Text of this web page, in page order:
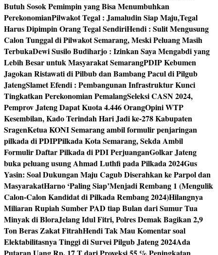
Butuh Sosok Pemimpin yang Bisa Menumbuhkan
PerekonomianPilwakot Tegal : Jamaludin Siap Maju,Tegal
Harus Dipimpin Orang Tegal SendiriHendi : Sulit Mengusung
Calon Tunggal di Pilwakot Semarang, Meski Peluang Masih
TerbukaDewi Susilo Budiharjo : Izinkan Saya Mengabdi yang
Lebih Besar untuk Masyarakat SemarangPDIP Kebumen
Jagokan Ristawati di Pilbub dan Bambang Pacul di Pilgub
JatengSlamet Efendi : Pembangunan Infrastruktur Kunci
Tingkatkan Perekonomian PemalangSeleksi CASN 2024,
Pemprov Jateng Dapat Kuota 4.446 OrangOpini WTP
Kesembilan, Kado Terindah Hari Jadi ke-278 Kabupaten
SragenKetua KONI Semarang ambil formulir penjaringan
pilkada di PDIPPilkada Kota Semarang, Sekda Ambil
Formulir Daftar Pilkada di PDI PerjuanganGolkar Jateng
buka peluang usung Ahmad Luthfi pada Pilkada 2024Gus
Yasin: Soal Dukungan Maju Cagub Diserahkan ke Parpol dan
MasyarakatHarno ‘Paling Siap’Menjadi Rembang 1 (Mengulik
Calon-Calon Kandidat di Pilkada Rembang 2024)Hilangnya
Miliaran Rupiah Sumber PAD tiap Bulan dari Sumur Tua
Minyak di BloraJelang Idul Fitri, Polres Demak Bagikan 2,9
Ton Beras Zakat FitrahHendi Tak Mau Komentar soal
Elektabilitasnya Tinggi di Survei Pilgub Jateng 2024Ada